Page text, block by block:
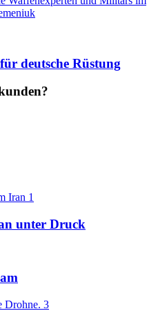
deutsche Rüstung
1
unter Druck
3